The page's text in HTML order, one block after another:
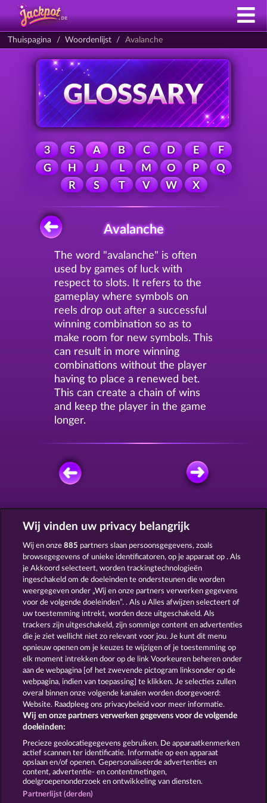
Thuispagina Woordenlijst Avalanche
3 5 A B C D E
F
G
H J L M O P
Q
R
S T V W X
Avalanche
The word "avalanche" is often
used by games of luck with
respect to slots. It refers to the
gameplay where symbols on
reels drop out after a successful
winning combination so as to
make room for new symbols. This
can result in more winning
combinations without the player
having to place a renewed bet.
This can create a chain of wins
and keep the player in the game
longer.
NIGHT WOLVES RAMSES BOOK
FANCY FRUITS EXPLODIAC MAXI PLAY
Algemene voorwaarden
Colofon Bedrijf FAQ Woordenlijst
Partnerprogramma Facebook
Wij vinden uw privacy belangrijk
Wij en onze885 partners slaan persoonsgegevens, zoals
browsegegevens of unieke identificatoren, op je apparaat op . Als
je Akkoord selecteert, worden trackingtechnologieën
ingeschakeld om de doeleinden te ondersteunen die worden
weergegeven onder „Wij en onze partners verwerken gegevens
voor de volgende doeleinden”. . Als u Alles afwijzen selecteert of
uw toestemming intrekt, worden deze uitgeschakeld. Als
trackers zijn uitgeschakeld, zijn sommige content en advertenties
die je ziet wellicht niet zo relevant voor jou. Je kunt dit menu
opnieuw openen om je keuzes te wijzigen of je toestemming op
elk moment intrekken door op de link Voorkeuren beheren onder
aan de webpagina [of het zwevende pictogram linksonder op de
webpagina, indien van toepassing] te klikken. Je selecties zullen
overal binnen onze volgende kanalen worden doorgevoerd:
Website. Raadpleeg ons privacybeleid voor meer informatie.
Wij en onze partners verwerken gegevens voor de volgende
doeleinden:
Precieze geolocatiegegevens gebruiken. De apparaatkenmerken
actief scannen ter identificatie. Informatie op een apparaat
opslaan en/of openen. Gepersonaliseerde advertenties en
content, advertentie- en contentmetingen,
doelgroepenonderzoek en ontwikkeling van diensten.
Partnerlijst (derden)